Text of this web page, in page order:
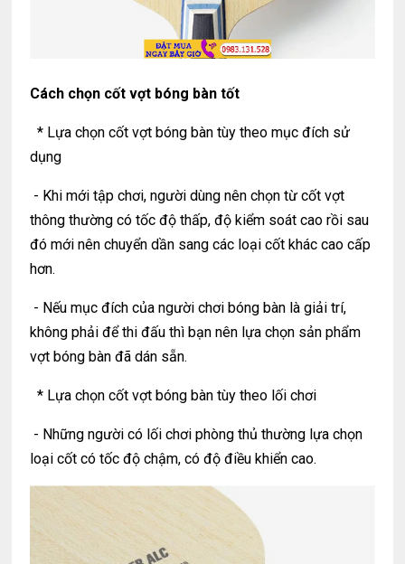
Cách chọn cốt vợt bóng bàn tốt
* Lựa chọn cốt vợt bóng bàn tùy theo mục đích sử
dụng
- Khi mới tập chơi, người dùng nên chọn từ cốt vợt
thông thường có tốc độ thấp, độ kiểm soát cao rồi sau
đó mới nên chuyển dần sang các loại cốt khác cao cấp
hơn.
- Nếu mục đích của người chơi bóng bàn là giải trí,
không phải để thi đấu thì bạn nên lựa chọn sản phẩm
vợt bóng bàn đã dán sẵn.
* Lựa chọn cốt vợt bóng bàn tùy theo lối chơi
- Những người có lối chơi phòng thủ thường lựa chọn
loại cốt có tốc độ chậm, có độ điều khiển cao.